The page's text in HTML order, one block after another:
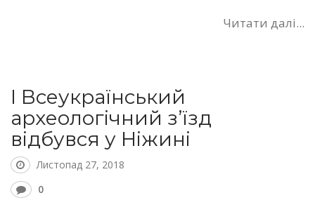
Читати далі...
І Всеукраїнський
археологічний з’їзд
відбувся у Ніжині
Листопад 27, 2018
0